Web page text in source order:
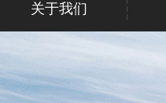
关于我们